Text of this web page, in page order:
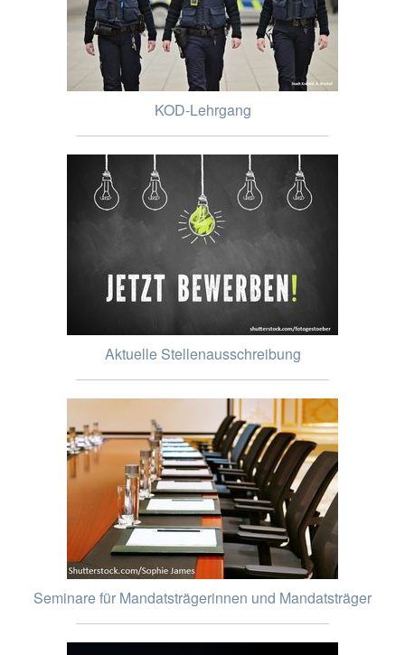
KOD-Lehrgang
Aktuelle Stellenausschreibung
Seminare für Mandatsträgerinnen und Mandatsträger